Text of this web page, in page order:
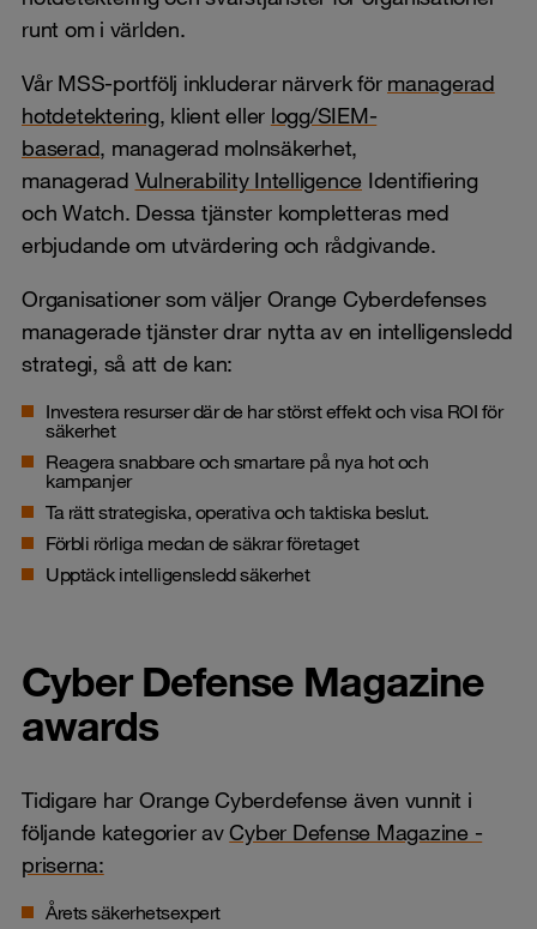
runt om i världen.
Vår MSS-portfölj inkluderar närverk för managerad
hotdetektering, klient eller logg/SIEM-
baserad, managerad molnsäkerhet,
managerad Vulnerability Intelligence Identifiering
och Watch. Dessa tjänster kompletteras med
erbjudande om utvärdering och rådgivande.
Organisationer som väljer Orange Cyberdefenses
managerade tjänster drar nytta av en intelligensledd
strategi, så att de kan:
Investera resurser där de har störst effekt och visa ROI för
säkerhet
Reagera snabbare och smartare på nya hot och
kampanjer
Ta rätt strategiska, operativa och taktiska beslut.
Förbli rörliga medan de säkrar företaget
Upptäck intelligensledd säkerhet
Cyber Defense Magazine
awards
Tidigare har Orange Cyberdefense även vunnit i
följande kategorier avCyber Defense Magazine -
priserna:
Årets säkerhetsexpert